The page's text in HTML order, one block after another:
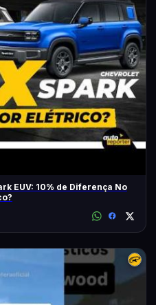
EUV: 10% de Diferença No